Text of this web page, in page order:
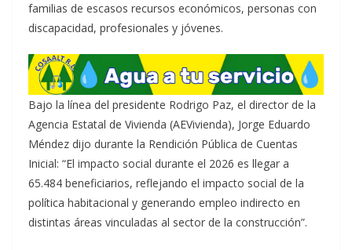
familias de escasos recursos económicos, personas con
discapacidad, profesionales y jóvenes.
Bajo la línea del presidente Rodrigo Paz, el director de la
Agencia Estatal de Vivienda (AEVivienda), Jorge Eduardo
Méndez dijo durante la Rendición Pública de Cuentas
Inicial: “El impacto social durante el 2026 es llegar a
65.484 beneficiarios, reflejando el impacto social de la
política habitacional y generando empleo indirecto en
distintas áreas vinculadas al sector de la construcción”.